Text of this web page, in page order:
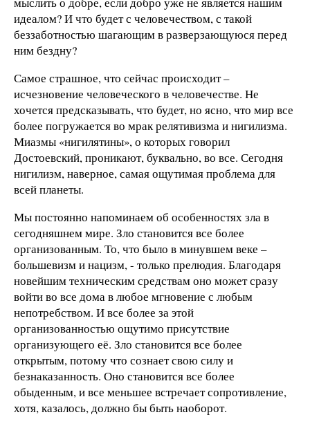
идеалом? И что будет с человечеством, с такой
беззаботностью шагающим в разверзающуюся перед
ним бездну?
Самое страшное, что сейчас происходит –
исчезновение человеческого в человечестве. Не
хочется предсказывать, что будет, но ясно, что мир все
более погружается во мрак релятивизма и нигилизма.
Миазмы «нигилятины», о которых говорил
Достоевский, проникают, буквально, во все. Сегодня
нигилизм, наверное, самая ощутимая проблема для
всей планеты.
Мы постоянно напоминаем об особенностях зла в
сегодняшнем мире. Зло становится все более
организованным. То, что было в минувшем веке –
большевизм и нацизм, - только прелюдия. Благодаря
новейшим техническим средствам оно может сразу
войти во все дома в любое мгновение с любым
непотребством. И все более за этой
организованностью ощутимо присутствие
организующего её. Зло становится все более
открытым, потому что сознает свою силу и
безнаказанность. Оно становится все более
обыденным, и все меньшее встречает сопротивление,
хотя, казалось, должно бы быть наоборот.